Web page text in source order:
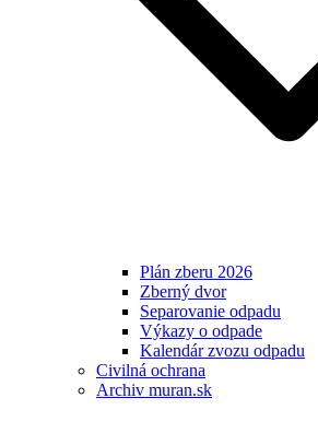
Plán zberu 2026
Zberný dvor
Separovanie odpadu
Výkazy o odpade
Kalendár zvozu odpadu
Civilná ochrana
Archiv muran.sk